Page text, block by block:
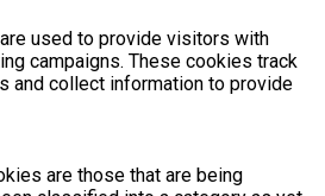
used to provide visitors with
campaigns. These cookies track
and collect information to provide
are those that are being